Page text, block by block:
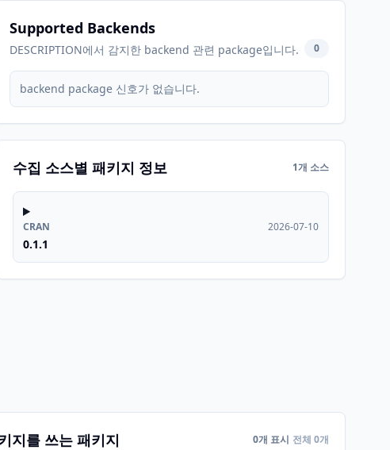
Supported Backends
DESCRIPTION에서 감지한 backend 관련 package입니다. 0
backend package 신호가 없습니다.
수집 소스별 패키지 정보 1개 소스
CRAN
0.1.1
2026-07-10
지를 쓰는 패키지 0개 표시 전체 0개